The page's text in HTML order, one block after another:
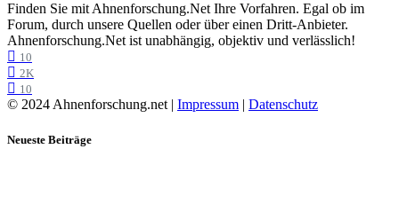
Finden Sie mit Ahnenforschung.Net Ihre Vorfahren. Egal ob im
Forum, durch unsere Quellen oder über einen Dritt-Anbieter.
Ahnenforschung.Net ist unabhängig, objektiv und verlässlich!
10
2K
10
© 2024 Ahnenforschung.net | Impressum | Datenschutz
Neueste Beiträge